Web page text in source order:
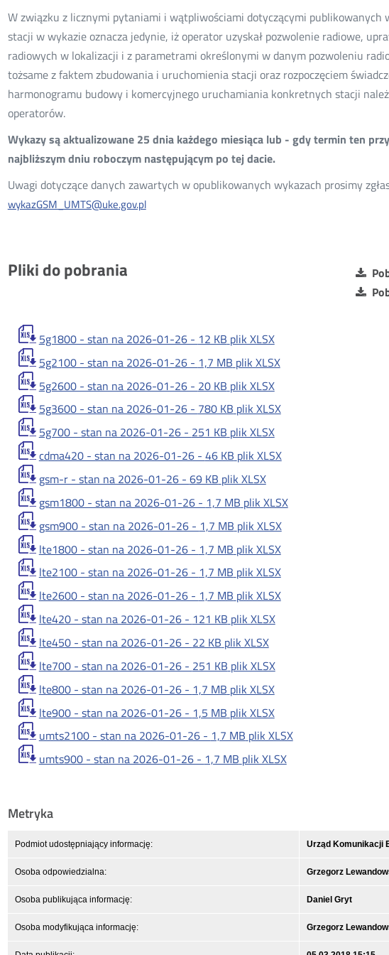
W związku z licznymi pytaniami i wątpliwościami dotyczącymi publikowanych
stacji w wykazie oznacza jedynie, iż operator uzyskał pozwolenie radiowe,
radiowych w lokalizacji i z parametrami określonymi w danym pozwoleniu
tożsame z faktem zbudowania i uruchomienia stacji oraz rozpoczęciem
harmonogramu budowy i komercyjnego uruchamiania konkretnych stacji
operatorów.
Wykazy są aktualizowane 25 dnia każdego miesiąca lub - gdy termin ten
najbliższym dniu roboczym następującym po tej dacie.
Uwagi dotyczące danych zawartych w opublikowanych wykazach prosimy
wykazGSM_UMTS@uke.gov.pl
Pliki do pobrania
5g1800 - stan na 2026-01-26 - 12 KB plik XLSX
5g2100 - stan na 2026-01-26 - 1,7 MB plik XLSX
5g2600 - stan na 2026-01-26 - 20 KB plik XLSX
5g3600 - stan na 2026-01-26 - 780 KB plik XLSX
5g700 - stan na 2026-01-26 - 251 KB plik XLSX
cdma420 - stan na 2026-01-26 - 46 KB plik XLSX
gsm-r - stan na 2026-01-26 - 69 KB plik XLSX
gsm1800 - stan na 2026-01-26 - 1,7 MB plik XLSX
gsm900 - stan na 2026-01-26 - 1,7 MB plik XLSX
lte1800 - stan na 2026-01-26 - 1,7 MB plik XLSX
lte2100 - stan na 2026-01-26 - 1,7 MB plik XLSX
lte2600 - stan na 2026-01-26 - 1,7 MB plik XLSX
lte420 - stan na 2026-01-26 - 121 KB plik XLSX
lte450 - stan na 2026-01-26 - 22 KB plik XLSX
lte700 - stan na 2026-01-26 - 251 KB plik XLSX
lte800 - stan na 2026-01-26 - 1,7 MB plik XLSX
lte900 - stan na 2026-01-26 - 1,5 MB plik XLSX
umts2100 - stan na 2026-01-26 - 1,7 MB plik XLSX
umts900 - stan na 2026-01-26 - 1,7 MB plik XLSX
Metryka
Podmiot udostępniający informację: Urząd Komunikacji
Osoba odpowiedzialna: Grzegorz
Osoba publikująca informację: Daniel Gryt
Osoba modyfikująca informację: Grzegorz